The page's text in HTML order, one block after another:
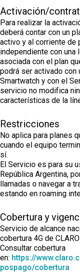
Activación/
Para realizar la
deberá contar con un
activo y al corriente de
independiente con una
asociada con el plan
podrá ser activado con
Smartwatch y con el
servicio no modifica
características de la
Restricciones
No aplica para planes
cuando el equipo
sí.
El Servicio es para su
República Argentina,
llamadas o navegar a
estando en roaming
Cobertura y
Servicio de alcance
cobertura 4G de
Consultar cobertura
en: https://
pospago/cobertura